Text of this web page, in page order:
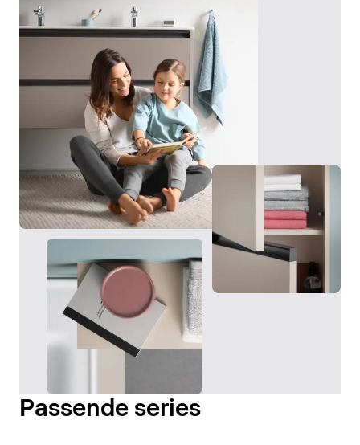
Passende series